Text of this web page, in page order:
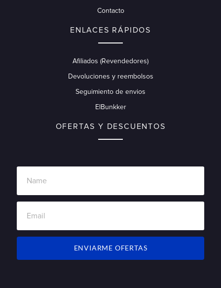
Contacto
ENLACES RÁPIDOS
Afiliados (Revendedores)
Devoluciones y reembolsos
Seguimiento de envios
ElBunkker
OFERTAS Y DESCUENTOS
ENVIARME OFERTAS